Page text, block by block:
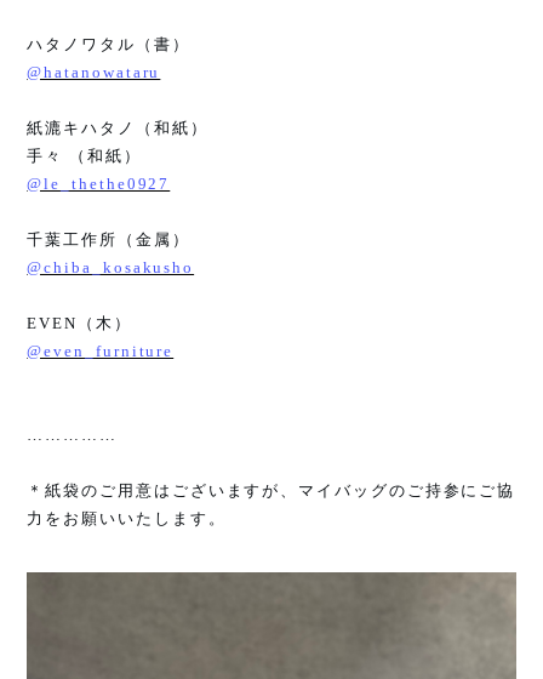
ハタノワタル（書）
@hatanowataru
紙漉キハタノ（和紙）
手々 （和紙）
@le_thethe0927
千葉工作所（金属）
@chiba_kosakusho
EVEN
（木）
@even_furniture
……………
＊紙袋のご用意はございますが、マイバッグのご持参にご協
力をお願いいたします。